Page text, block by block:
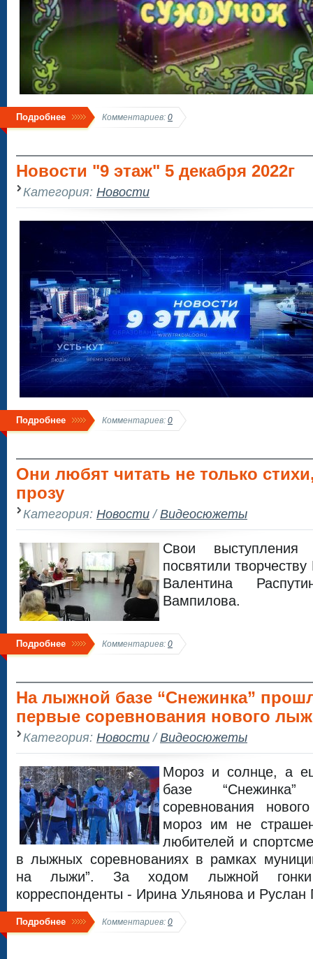
Подробнее Комментариев: 0
Новости "9 этаж" 5 декабря 2022г
Категория: Новости
Подробнее Комментариев: 0
Они любят читать не только
прозу
Категория: Новости/Видеосюжеты
Свои выступления
посвятили
Валентина
Вампилова.
Подробнее Комментариев: 0
На лыжной базе “Снежинка”
первые соревнования нового
Категория: Новости/Видеосюжеты
Мороз и солнце, а
базе
соревнования
мороз им не
любителей и
в лыжных соревнованиях в рамках
на лыжи”. За ходом лыжной
корреспонденты - Ирина Ульянова и Руслан
Подробнее Комментариев: 0